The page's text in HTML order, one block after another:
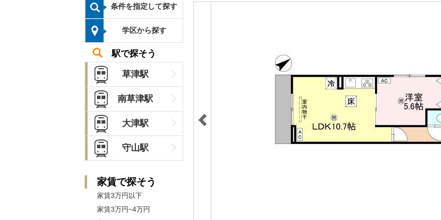
条件を指定して探す
学区から探す
駅で探そう
草津駅
南草津駅
大津駅
守山駅
家賃で探そう
家賃3万円以下
家賃3万円~4万円